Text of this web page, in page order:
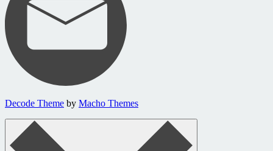
Decode Theme by Macho Themes